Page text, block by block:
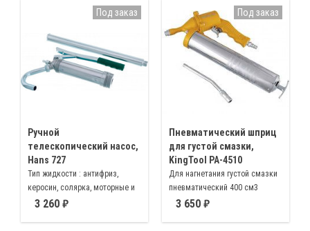
высокого давления 9”,
шестиугольный носик 6”,
быстрозажимной коннектор
1/4”, переходник под шланг
Ручной
телескопический насос,
Hans 727
Тип жидкости : антифриз,
керосин, солярка, моторные и
трансмиссионные масла.
3 260
Под заказ
Пневматический шприц
для густой смазки,
KingTool PA-4510
Для нагнетания густой смазки
пневматический 400 см3
3 650
Под заказ